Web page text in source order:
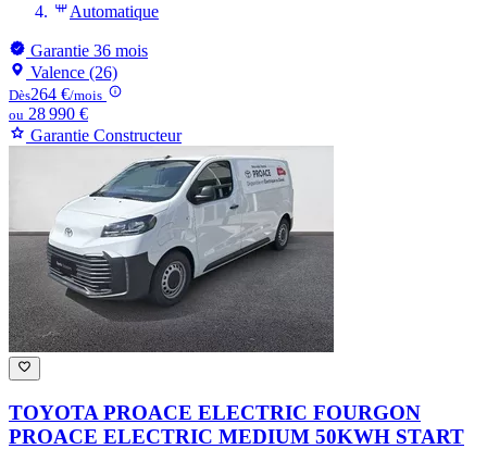
Automatique
Garantie 36 mois
Valence (26)
Dès264 €/mois
ou 28 990 €
Garantie Constructeur
TOYOTA PROACE ELECTRIC FOURGON
PROACE ELECTRIC MEDIUM 50KWH START